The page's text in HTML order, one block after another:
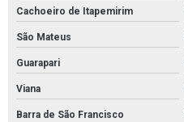
Cachoeiro de Itapemirim
São Mateus
Guarapari
Viana
Barra de São Francisco